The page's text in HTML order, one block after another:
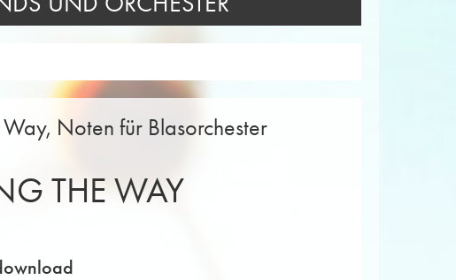
Way, Noten für Blasorchester
THE WAY